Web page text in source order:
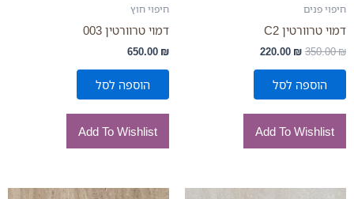
חיפוי פנים
דמוי טרוורטין C2
350.00₪
220.00 ₪
הוספה לסל
Add To Wishlist
חיפוי חוץ
דמוי טרוורטין 003
650.00 ₪
הוספה לסל
Add To Wishlist